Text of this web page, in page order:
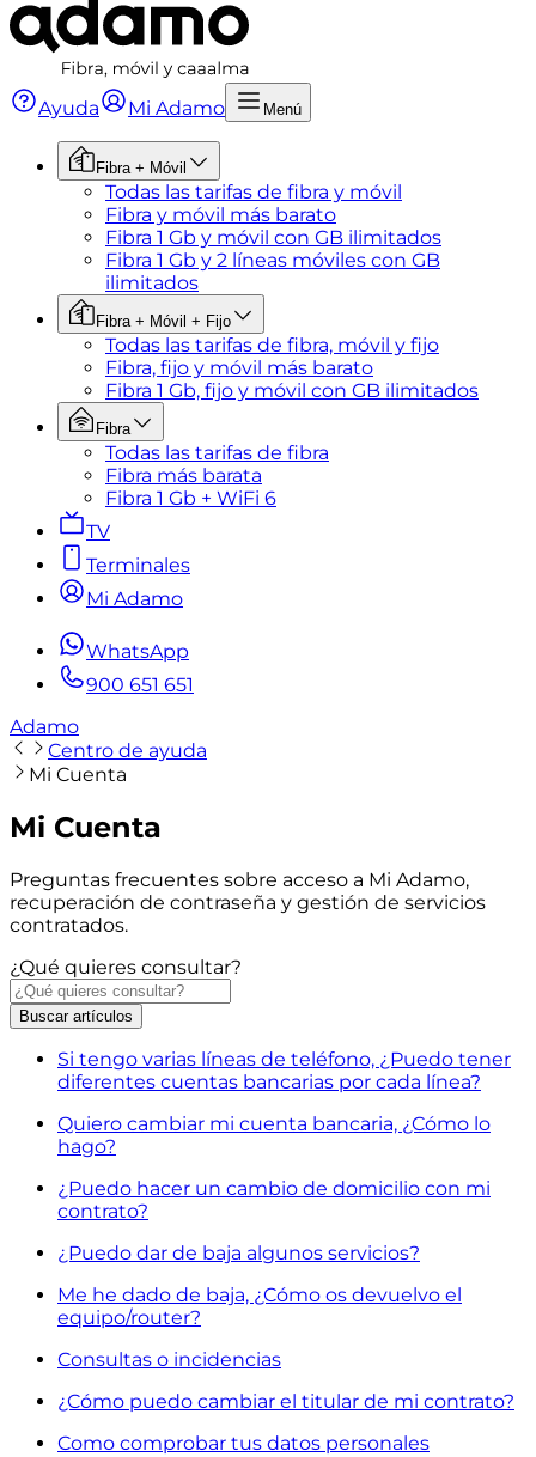
Ayuda Mi Adamo Menú
Fibra + Móvil
Todas las tarifas de fibra y móvil
Fibra y móvil más barato
Fibra 1 Gb y móvil con GB ilimitados
Fibra 1 Gb y 2 líneas móviles con GB
ilimitados
Fibra + Móvil + Fijo
Todas las tarifas de fibra, móvil y fijo
Fibra, fijo y móvil más barato
Fibra 1 Gb, fijo y móvil con GB ilimitados
Fibra
Todas las tarifas de fibra
Fibra más barata
Fibra 1 Gb + WiFi 6
TV
Terminales
Mi Adamo
WhatsApp
900 651 651
Adamo
Centro de ayuda
Mi Cuenta
Mi Cuenta
Preguntas frecuentes sobre acceso a Mi Adamo,
recuperación de contraseña y gestión de servicios
contratados.
¿Qué quieres consultar?
Buscar artículos
Si tengo varias líneas de teléfono, ¿Puedo tener
diferentes cuentas bancarias por cada línea?
Quiero cambiar mi cuenta bancaria, ¿Cómo lo
hago?
¿Puedo hacer un cambio de domicilio con mi
contrato?
¿Puedo dar de baja algunos servicios?
Me he dado de baja, ¿Cómo os devuelvo el
equipo/router?
Consultas o incidencias
¿Cómo puedo cambiar el titular de mi contrato?
Como comprobar tus datos personales